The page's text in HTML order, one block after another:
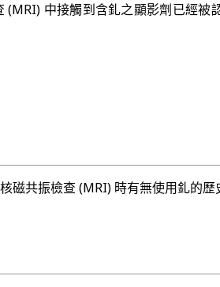
中接觸到含釓之顯影劑已經被
磁共振檢查 (MRI) 時有無使用釓的歷